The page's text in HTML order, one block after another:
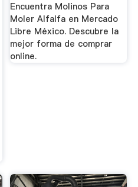
Encuentra Molinos Para
Moler Alfalfa en Mercado
Libre México. Descubre la
mejor forma de comprar
online.